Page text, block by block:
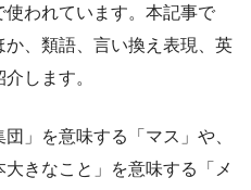
われています。本記事で
、類語、言い換え表現、英
します。
」を意味する「マス」や、
大きなこと」を意味する「メ